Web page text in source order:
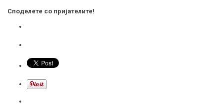
Споделете со пријателите!